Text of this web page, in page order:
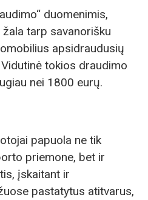
duomenimis,
tarp savanorišku
apsidraudusių
tokios draudimo
nei 1800 eurų.
papuola ne tik
priemone, bet ir
įskaitant ir
pastatytus atitvarus,